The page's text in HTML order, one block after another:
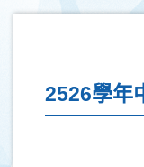
2526學年